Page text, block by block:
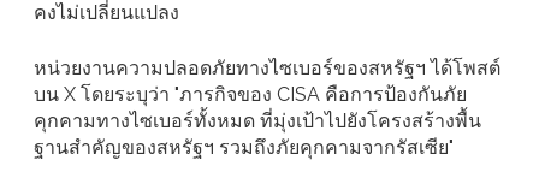
คงไม่เปลี่ยนแปลง
หน่วยงานความปลอดภัยทางไซเบอร์ของสหรัฐฯ ได้โพสต์
บน X โดยระบุว่า "ภารกิจของ CISA คือการป้องกันภัย
คุกคามทางไซเบอร์ทั้งหมด ที่มุ่งเป้าไปยังโครงสร้างพื้น
ฐานสำคัญของสหรัฐฯ รวมถึงภัยคุกคามจากรัสเซีย"